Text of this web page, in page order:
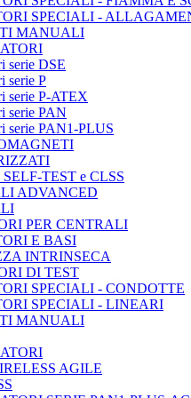
SPECIALI -
MANUALI
serie DSE
serie P
serie P-ATEX
serie PAN
serie PAN1-PLUS
TEST e CLSS
ADVANCED
PER CENTRALI
E BASI
INTRINSECA
DI TEST
SPECIALI - CONDOTTE
SPECIALI - LINEARI
MANUALI
AGILE